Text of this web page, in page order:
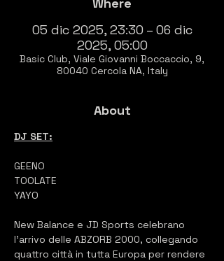
05 dic 2025, 23:30 – 06 dic
2025, 05:00
Basic Club, Viale Giovanni Boccaccio, 9,
80040 Cercola NA, Italy
About
DJ SET:
GEENO
TOOLATE
YAYO
New Balance e JD Sports celebrano
l’arrivo delle ABZORB 2000, collegando
quattro città in tutta Europa per rendere